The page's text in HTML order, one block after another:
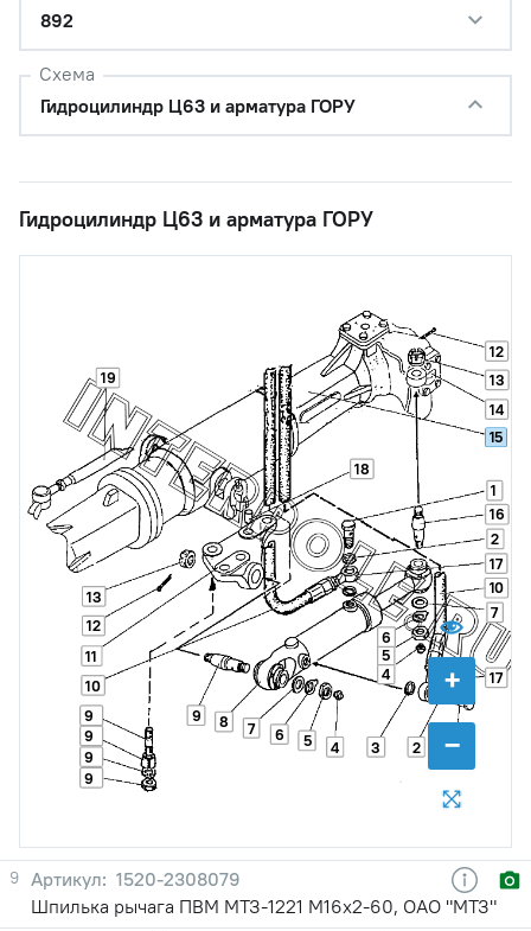
892
Схема
Гидроцилиндр Ц63 и арматура ГОРУ
Гидроцилиндр Ц63 и арматура ГОРУ
+
−
9
9
9
9
1
1
2
2
3
4
4
5
5
6
6
7
7
8
9
10
10
11
12
12
13
13
14
15
16
17
17
18
19
9
1520-2308079
Шпилька рычага ПВМ МТЗ-1221 М16х2-60, ОАО "МТЗ"